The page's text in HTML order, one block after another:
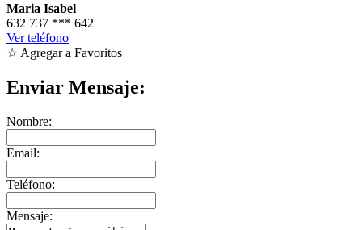
Maria Isabel
632 737 *** 642
Ver teléfono
☆ Agregar a Favoritos
Enviar Mensaje:
Nombre:
Email:
Teléfono:
Mensaje: